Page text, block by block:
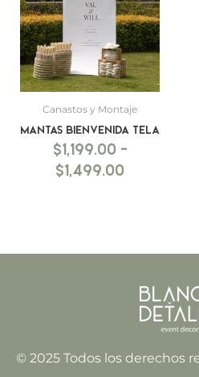
Canastos y Montaje
Mantas bienvenida tela
$1,199.00 -
$1,499.00
hasta
$1,499.00
© 2025 Todos los derechos